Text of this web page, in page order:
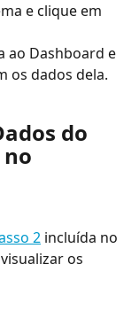
e clique em
ao Dashboard e
os dados dela.
do
no
2 incluída no
os